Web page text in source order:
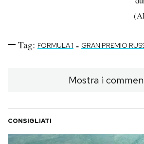
Tag: FORMULA 1 - GRAN PREMIO
Mostra i
CONSIGLIATI